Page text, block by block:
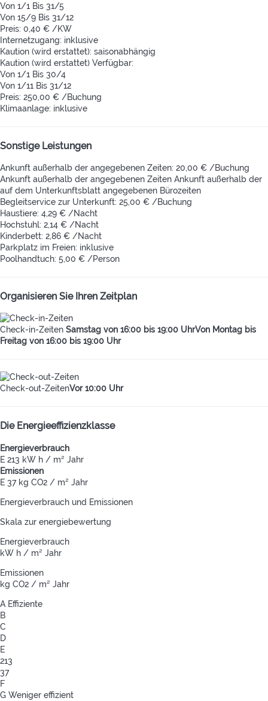
Von 1/1 Bis 31/5
Von 15/9 Bis 31/12
Preis: 0,40 € /KW
Internetzugang: inklusive
Kaution (wird erstattet): saisonabhängig
Kaution (wird erstattet) Verfügbar:
Von 1/1 Bis 30/4
Von 1/11 Bis 31/12
Preis: 250,00 € /Buchung
Klimaanlage: inklusive
Sonstige Leistungen
Ankunft außerhalb der angegebenen Zeiten: 20,00 € /Buchung
Ankunft außerhalb der angegebenen Zeiten Ankunft außerhalb der
auf dem Unterkunftsblatt angegebenen Bürozeiten
Begleitservice zur Unterkunft: 25,00 € /Buchung
Haustiere: 4,29 € /Nacht
Hochstuhl: 2,14 € /Nacht
Kinderbett: 2,86 € /Nacht
Parkplatz im Freien: inklusive
Poolhandtuch: 5,00 € /Person
Organisieren Sie Ihren Zeitplan
Check-in-Zeiten Samstag von 16:00 bis 19:00 UhrVon Montag bis
Freitag von 16:00 bis 19:00 Uhr
Check-out-ZeitenVor 10:00 Uhr
Die Energieeffizienzklasse
Energieverbrauch
E 213 kW h / m² Jahr
Emissionen
E 37 kg CO2 / m² Jahr
Energieverbrauch und Emissionen
Skala zur energiebewertung
Energieverbrauch
kW h / m² Jahr
Emissionen
kg CO2 / m² Jahr
A Effiziente
B
C
D
E
213
37
F
G Weniger effizient